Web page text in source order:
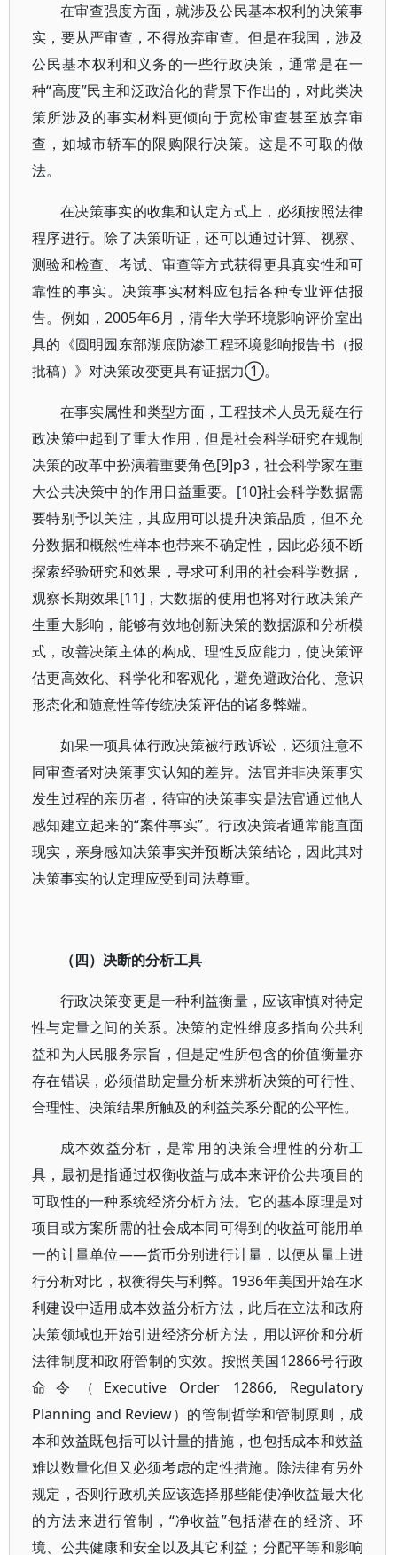
在审查强度方面，就涉及公民基本权利的决策事
实，要从严审查，不得放弃审查。但是在我国，涉及
公民基本权利和义务的一些行政决策，通常是在一
种“高度”民主和泛政治化的背景下作出的，对此类决
策所涉及的事实材料更倾向于宽松审查甚至放弃审
查，如城市轿车的限购限行决策。这是不可取的做
法。
在决策事实的收集和认定方式上，必须按照法律
程序进行。除了决策听证，还可以通过计算、视察、
测验和检查、考试、审查等方式获得更具真实性和可
靠性的事实。决策事实材料应包括各种专业评估报
告。例如，2005年6月，清华大学环境影响评价室出
具的《圆明园东部湖底防渗工程环境影响报告书（报
批稿）》对决策改变更具有证据力①。
在事实属性和类型方面，工程技术人员无疑在行
政决策中起到了重大作用，但是社会科学研究在规制
决策的改革中扮演着重要角色[9]p3，社会科学家在重
大公共决策中的作用日益重要。[10]社会科学数据需
要特别予以关注，其应用可以提升决策品质，但不充
分数据和概然性样本也带来不确定性，因此必须不断
探索经验研究和效果，寻求可利用的社会科学数据，
观察长期效果[11]，大数据的使用也将对行政决策产
生重大影响，能够有效地创新决策的数据源和分析模
式，改善决策主体的构成、理性反应能力，使决策评
估更高效化、科学化和客观化，避免避政治化、意识
形态化和随意性等传统决策评估的诸多弊端。
如果一项具体行政决策被行政诉讼，还须注意不
同审查者对决策事实认知的差异。法官并非决策事实
发生过程的亲历者，待审的决策事实是法官通过他人
感知建立起来的“案件事实”。行政决策者通常能直面
现实，亲身感知决策事实并预断决策结论，因此其对
决策事实的认定理应受到司法尊重。
（四）决断的分析工具
行政决策变更是一种利益衡量，应该审慎对待定
性与定量之间的关系。决策的定性维度多指向公共利
益和为人民服务宗旨，但是定性所包含的价值衡量亦
存在错误，必须借助定量分析来辨析决策的可行性、
合理性、决策结果所触及的利益关系分配的公平性。
成本效益分析，是常用的决策合理性的分析工
具，最初是指通过权衡收益与成本来评价公共项目的
可取性的一种系统经济分析方法。它的基本原理是对
项目或方案所需的社会成本同可得到的收益可能用单
一的计量单位——货币分别进行计量，以便从量上进
行分析对比，权衡得失与利弊。1936年美国开始在水
利建设中适用成本效益分析方法，此后在立法和政府
决策领域也开始引进经济分析方法，用以评价和分析
法律制度和政府管制的实效。按照美国12866号行政
命令（Executive Order 12866, Regulatory
Planning and Review）的管制哲学和管制原则，成
本和效益既包括可以计量的措施，也包括成本和效益
难以数量化但又必须考虑的定性措施。除法律有另外
规定，否则行政机关应该选择那些能使净收益最大化
的方法来进行管制，“净收益”包括潜在的经济、环
境、公共健康和安全以及其它利益；分配平等和影响